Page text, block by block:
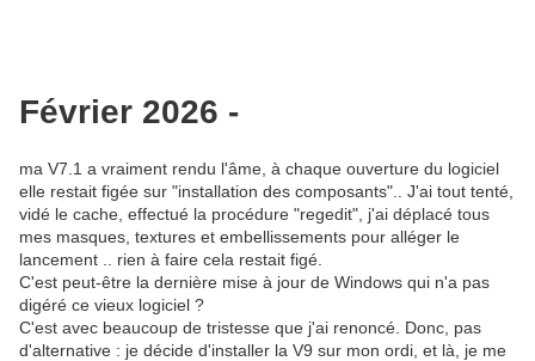
Février 2026 -
ma V7.1 a vraiment rendu l'âme, à chaque ouverture du logiciel
elle restait figée sur "installation des composants".. J'ai tout tenté,
vidé le cache, effectué la procédure "regedit", j'ai déplacé tous
mes masques, textures et embellissements pour alléger le
lancement .. rien à faire cela restait figé.
C'est peut-être la dernière mise à jour de Windows qui n'a pas
digéré ce vieux logiciel ?
C'est avec beaucoup de tristesse que j'ai renoncé. Donc, pas
d'alternative : je décide d'installer la V9 sur mon ordi, et là, je me